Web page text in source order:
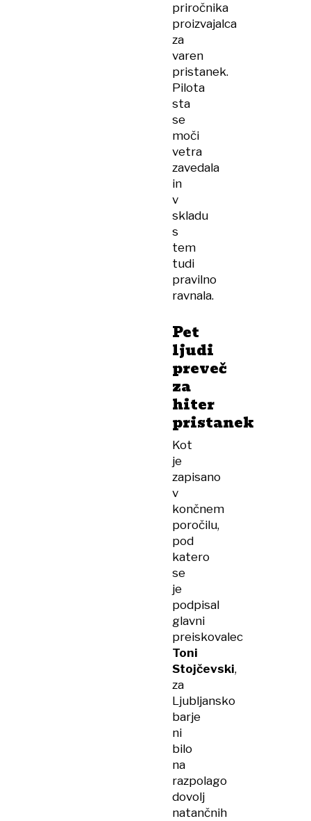
priročnika
proizvajalca
za
varen
pristanek.
Pilota
sta
se
moči
vetra
zavedala
in
v
skladu
s
tem
tudi
pravilno
ravnala.
Pet
ljudi
preveč
za
hiter
pristanek
Kot
je
zapisano
v
končnem
poročilu,
pod
katero
se
je
podpisal
glavni
preiskovalec
Toni
Stojčevski,
za
Ljubljansko
barje
ni
bilo
na
razpolago
dovolj
natančnih